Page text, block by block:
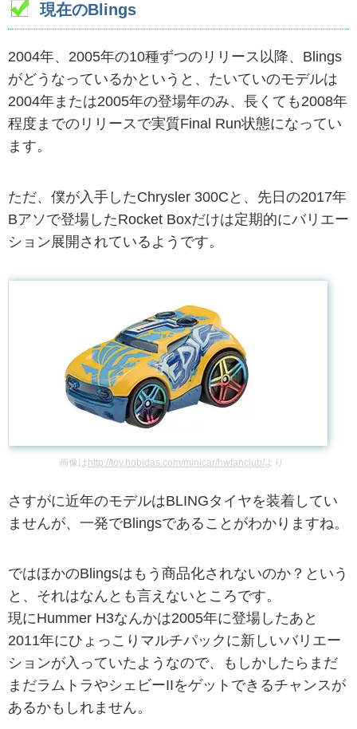
現在のBlings
2004年、2005年の10種ずつのリリース以降、Blings
がどうなっているかというと、たいていのモデルは
2004年または2005年の登場年のみ、長くても2008年
程度までのリリースで実質Final Run状態になってい
ます。
ただ、僕が入手したChrysler 300Cと、先日の2017年
Bアソで登場したRocket Boxだけは定期的にバリエー
ション展開されているようです。
画像は http://toy.hobidas.com/minicar/hwfanclub/ より
さすがに近年のモデルはBLINGタイヤを装着してい
ませんが、一発でBlingsであることがわかりますね。
ではほかのBlingsはもう商品化されないのか？という
と、それはなんとも言えないところです。
現にHummer H3なんかは2005年に登場したあと
2011年にひょっこりマルチパックに新しいバリエー
ションが入っていたようなので、もしかしたらまだ
まだラムトラやシェビーIIをゲットできるチャンスが
あるかもしれません。